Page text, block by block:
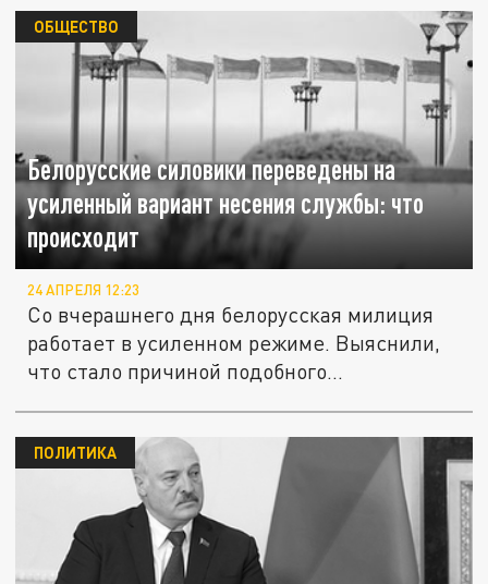
Белорусские силовики переведены на
усиленный вариант несения службы: что
происходит
ОБЩЕСТВО
24 АПРЕЛЯ 12:23
Со вчерашнего дня белорусская милиция
работает в усиленном режиме. Выяснили,
что стало причиной подобного...
ПОЛИТИКА